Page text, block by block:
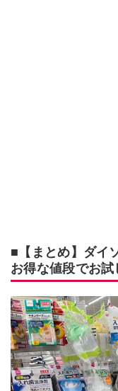
■【まとめ】ダイ
お得な値段でお